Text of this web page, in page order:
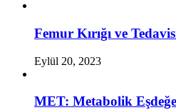
Femur Kırığı ve
Eylül 20, 2023
MET: Metabolik